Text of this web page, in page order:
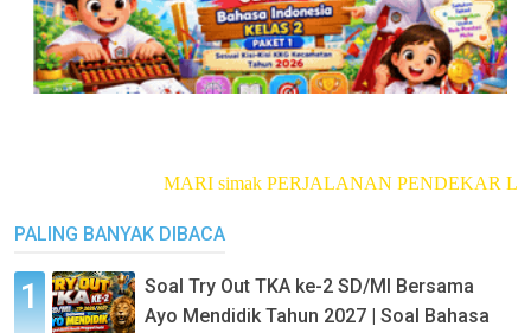
MARI simak PERJALANAN PENDEKAR
PALING BANYAK DIBACA
Soal Try Out TKA ke-2 SD/MI Bersama
Ayo Mendidik Tahun 2027 | Soal Bahasa